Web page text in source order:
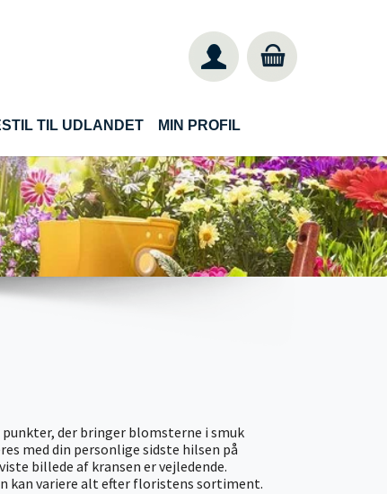
TIL UDLANDET MIN PROFIL
der bringer blomsterne i smuk
med din personlige sidste hilsen på
billede af kransen er vejledende.
kan variere alt efter floristens sortiment.